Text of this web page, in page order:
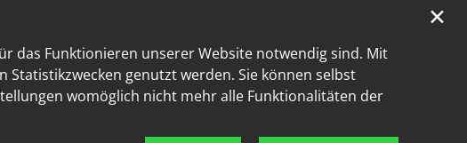
das Funktionieren unserer Website notwendig sind. Mit
genutzt werden. Sie können selbst
womöglich nicht mehr alle Funktionalitäten der
✕